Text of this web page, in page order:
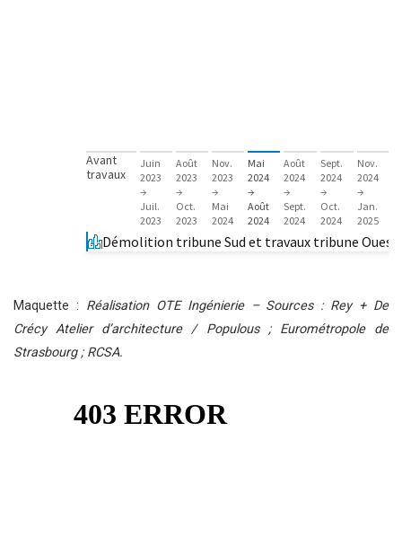
Maquette : Réalisation OTE Ingénierie – Sources : Rey + De
Crécy Atelier d’architecture / Populous ; Eurométropole de
Strasbourg ; RCSA.